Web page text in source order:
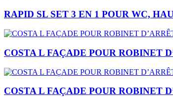
RAPID SL SET 3 EN 1 POUR WC,
COSTA L FAÇADE POUR ROBINET
COSTA L FAÇADE POUR ROBINET